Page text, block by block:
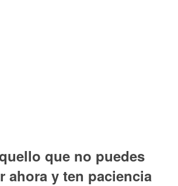
que no puedes
ahora y ten paciencia